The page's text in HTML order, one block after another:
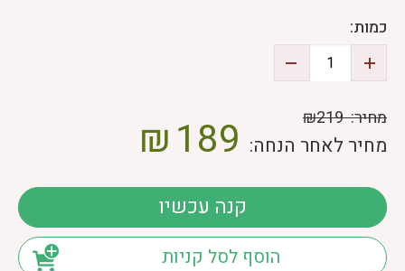
כמות:
מחיר:₪219
מחיר לאחר הנחה: 189
₪
קנה עכשיו
הוסף לסל קניות